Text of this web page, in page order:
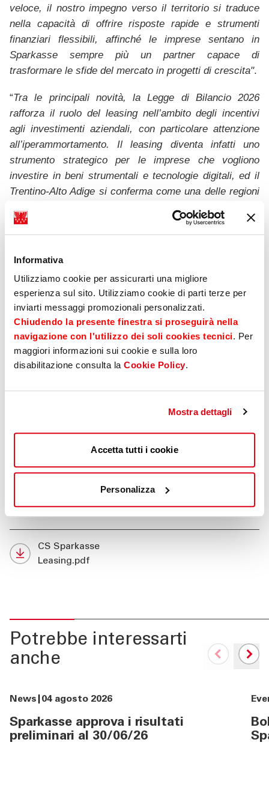
Informativa
Utilizziamo cookie per assicurarti una migliore
esperienza sul sito. Utilizziamo cookie di parti terze per
inviarti messaggi promozionali personalizzati.
Chiudendo la presente finestra si proseguirà nella
navigazione con l'utilizzo dei soli cookies tecnici. Per
maggiori informazioni sui cookie e sulla loro
disabilitazione consulta la Cookie Policy.
Mostra dettagli
Accetta tutti i cookie
Personalizza
veloce, il nostro impegno verso il territorio si traduce
nella capacità di offrire risposte rapide e strumenti
finanziari flessibili, affinché le imprese sentano in
Sparkasse sempre più un partner capace di
trasformare le sfide del mercato in progetti di crescita".
“Tra le principali novità, la Legge di Bilancio 2026
rafforza il ruolo del leasing nell’ambito degli incentivi
agli investimenti aziendali, con particolare attenzione
all’iperammortamento. Il leasing diventa infatti uno
strumento strategico per le imprese che vogliono
investire in beni strumentali e tecnologie digitali, ed il
Trentino-Alto Adige si conferma come una delle regioni
con la maggiore diffusione di finanziamenti leasing per
impresa in Italia, in particolare immobiliare e
strumentale,”spiegaCarmen Kerschbaumer,
Responsabile Area Corporate Banking Alto Adige.
Il leasing oggi rappresenta una leva concreta per
accompagnare le aziende nei percorsi di innovazione,
sostenibilità e crescita, come confermano anche i dati:
nel 2025 lo stipulato leasing in Italia è cresciuto del
5,8% e negli ultimi dieci anni i volumi sono quasi
raddoppiati, confermando l’interesse delle imprese per
Download
CS Sparkasse
Leasing.pdf
Potrebbe interessarti
anche
News 04 agosto 2026
Sparkasse approva i risultati
preliminari al 30/06/26